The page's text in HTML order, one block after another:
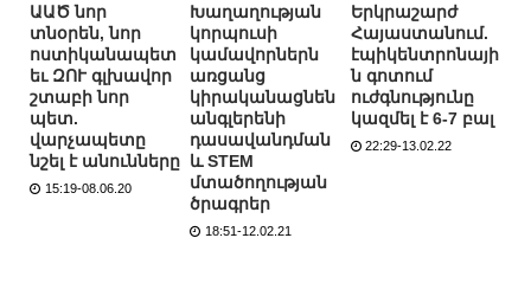
ԱԱԾ նոր
տնօրեն, նոր
ոստիկանապետ
եւ ԶՈՒ գլխավոր
շտաբի նոր
պետ.
վարչապետը
նշել է անունները
15:19-08.06.20
Խաղաղության
կորպուսի
կամավորներն
առցանց
կիրականացնեն
անգլերենի
դասավանդման
և STEM
մտածողության
ծրագրեր
18:51-12.02.21
Երկրաշարժ
Հայաստանում.
էպիկենտրոնայի
ն գոտում
ուժգնությունը
կազմել է 6-7 բալ
22:29-13.02.22